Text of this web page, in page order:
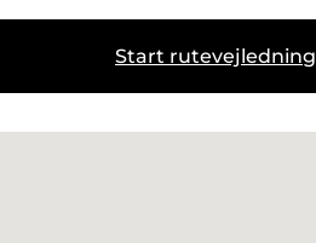
Start rutevejledning